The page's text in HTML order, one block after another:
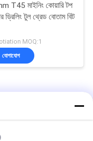
T45 মাইনিং কোয়ারি টপ
ড্রিলিং টুল থ্রেড বোতাম বিট
MOQ:1
যোগাযোগ
শ্যাঙ্ক পাইলট অ্যাডাপ্টার